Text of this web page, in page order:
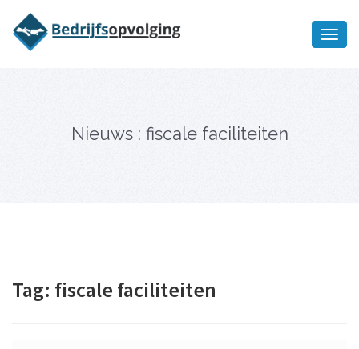
Nieuws : fiscale faciliteiten
Tag: fiscale faciliteiten
bedrijfsopvolging voor fiscaal
juridisch advies
Ik wil meer informatie